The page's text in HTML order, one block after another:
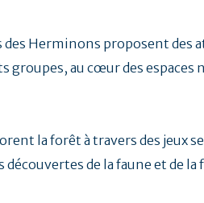
des Herminons proposent des
groupes, au cœur des espaces
la forêt à travers des jeux
de la faune et de la